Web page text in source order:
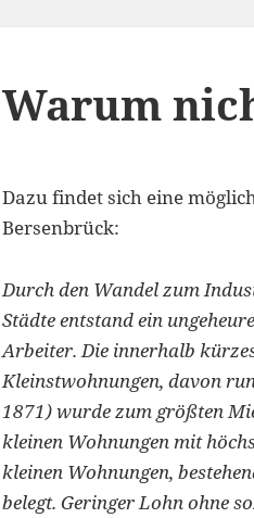
Warum
Dazu findet sich eine
Bersenbrück:
Durch den Wandel zum
Städte entstand ein
Arbeiter. Die innerhalb
Kleinstwohnungen, davon
1871) wurde zum größten
kleinen Wohnungen mit
kleinen Wohnungen,
belegt. Geringer Lohn ohne